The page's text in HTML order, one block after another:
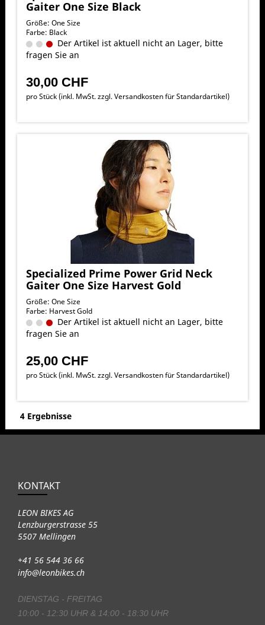
Gaiter One Size Black
Größe: One Size
Farbe: Black
Der Artikel ist aktuell nicht an Lager, bitte
fragen Sie an
30,00 CHF
pro Stück (inkl. MwSt. zzgl.Versandkosten für Standardartikel)
Specialized Prime Power Grid Neck
Gaiter One Size Harvest Gold
Größe: One Size
Farbe: Harvest Gold
Der Artikel ist aktuell nicht an Lager, bitte
fragen Sie an
25,00 CHF
pro Stück (inkl. MwSt. zzgl.Versandkosten für Standardartikel)
4 Ergebnisse
KONTAKT
LEON BIKES AG
Lenzburgerstrasse 55
5507 Mellingen
+41 56 544 36 66
info@leonbikes.ch
DIENSTAG - FREITAG
10:00 - 12:30 UHR & 14:00 - 18:30 UHR